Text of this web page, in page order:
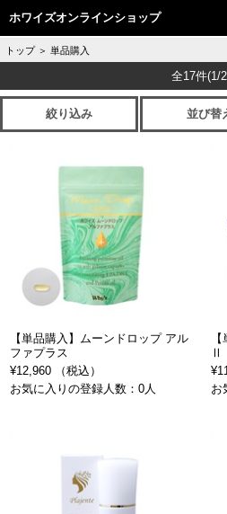
ホワイズオンラインショップ
トップ ＞ 単品購入
全17件(1/
絞り込み 並び替
【単品購入】ムーンドロップ アル
ファプラス
¥12,960 （税込）
お気に入りの登録人数：0人
Ⅱ
お